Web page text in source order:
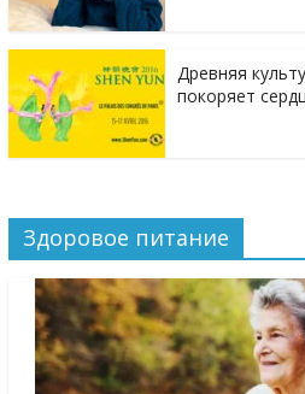
Древняя
покоряет
Здоровое питание